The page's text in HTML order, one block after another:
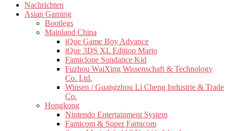
Nachrichten
Asian Gaming
Bootlegs
Mainland China
iQue Game Boy Advance
iQue 3DS XL Edition Mario
Famiclone Sundance Kid
Fuzhou WaiXing Wissenschaft & Technology
Co. Ltd.
Winsen / Guangzhou Li Cheng Industrie & Trade
Co.
Hongkong
Nintendo Entertainment System
Famicom & Super Famicom